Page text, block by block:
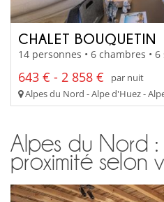
CHALET BOUQUETIN
14 personnes • 6 chambres • 6
643 € - 2 858 €
par nuit
Alpes du Nord - Alpe d'Huez -
Alpes du Nord
proximité selon